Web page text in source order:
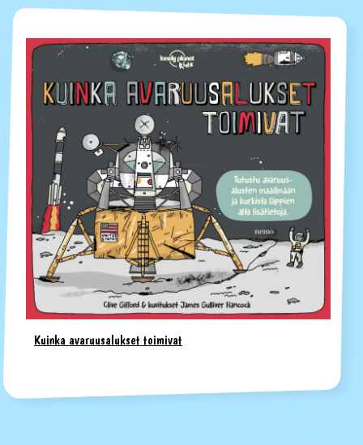
Kuinka avaruusalukset toimivat